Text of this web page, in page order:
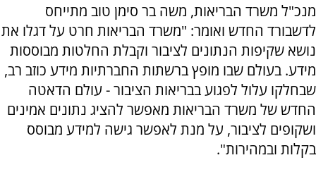
מנכ"ל משרד הבריאות, משה בר סימן טוב מתייחס
לדשבורד החדש ואומר: "משרד הבריאות חרט על דגלו את
נושא שקיפות הנתונים לציבור וקבלת החלטות מבוססות
מידע. בעולם שבו מופץ ברשתות החברתיות מידע כוזב רב,
שבחלקו עלול לפגוע בבריאות הציבור - עולם הדאטה
החדש של משרד הבריאות מאפשר להציג נתונים אמינים
ושקופים לציבור, על מנת לאפשר גישה למידע מבוסס
בקלות ובמהירות".